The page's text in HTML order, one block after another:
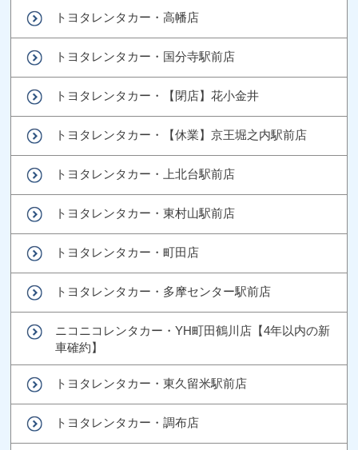
トヨタレンタカー・高幡店
トヨタレンタカー・国分寺駅前店
トヨタレンタカー・【閉店】花小金井
トヨタレンタカー・【休業】京王堀之内駅前店
トヨタレンタカー・上北台駅前店
トヨタレンタカー・東村山駅前店
トヨタレンタカー・町田店
トヨタレンタカー・多摩センター駅前店
ニコニコレンタカー・YH町田鶴川店【4年以内の新
車確約】
トヨタレンタカー・東久留米駅前店
トヨタレンタカー・調布店